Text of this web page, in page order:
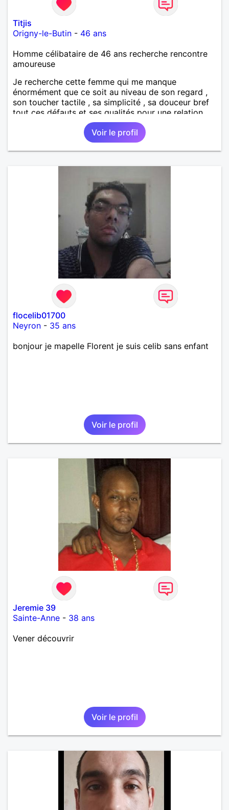
Titjis
Origny-le-Butin - 46 ans
Homme célibataire de 46 ans recherche rencontre
amoureuse
Je recherche cette femme qui me manque
énormément que ce soit au niveau de son regard ,
son toucher tactile , sa simplicité , sa douceur bref
tout ces défauts et ses qualités pour une relation
Voir le profil
flocelib01700
Neyron - 35 ans
bonjour je mapelle Florent je suis celib sans enfant
Voir le profil
Jeremie 39
Sainte-Anne - 38 ans
Vener découvrir
Voir le profil